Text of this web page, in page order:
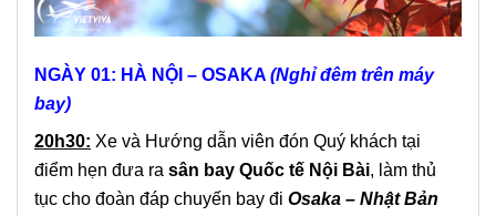
NGÀY 01: HÀ NỘI – OSAKA (Nghỉ đêm trên máy
bay)
20h30: Xe và Hướng dẫn viên đón Quý khách tại
điểm hẹn đưa ra sân bay Quốc tế Nội Bài, làm thủ
tục cho đoàn đáp chuyến bay đi Osaka – Nhật Bản